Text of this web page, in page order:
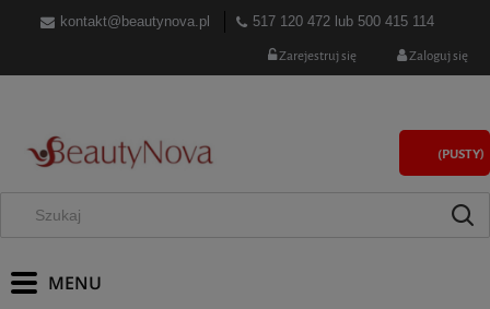
kontakt@beautynova.pl 517 120 472 lub 500 415 114
Zarejestruj się Zaloguj się
(PUSTY)